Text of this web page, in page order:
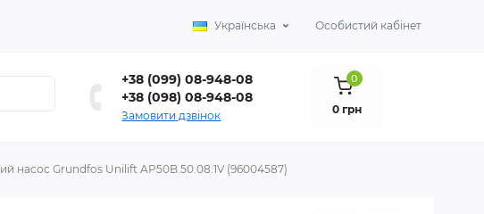
Українська Особистий кабінет
+38 (099) 08-948-08
+38 (098) 08-948-08
Замовити дзвінок
0
0 грн
насос Grundfos Unilift AP50B.50.08.1V (96004587)